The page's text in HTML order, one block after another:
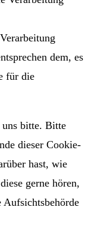
dem, es
für die
uns bitte. Bitte
dieser Cookie-
hast, wie
gerne hören,
Aufsichtsbehörde